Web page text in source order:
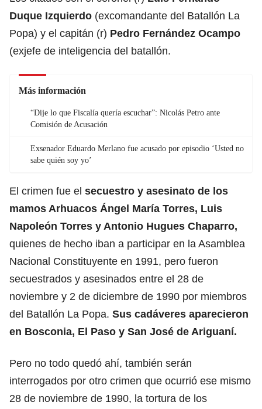
Duque Izquierdo (excomandante del Batallón La
Popa) y el capitán (r) Pedro Fernández Ocampo
(exjefe de inteligencia del batallón.
Más información
“Dije lo que Fiscalía quería escuchar”: Nicolás Petro ante
Comisión de Acusación
Exsenador Eduardo Merlano fue acusado por episodio ‘Usted no
sabe quién soy yo’
El crimen fue el secuestro y asesinato de los
mamos Arhuacos Ángel María Torres, Luis
Napoleón Torres y Antonio Hugues Chaparro,
quienes de hecho iban a participar en la Asamblea
Nacional Constituyente en 1991, pero fueron
secuestrados y asesinados entre el 28 de
noviembre y 2 de diciembre de 1990 por miembros
del Batallón La Popa. Sus cadáveres aparecieron
en Bosconia, El Paso y San José de Ariguaní.
Pero no todo quedó ahí, también serán
interrogados por otro crimen que ocurrió ese mismo
28 de noviembre de 1990, la tortura de los